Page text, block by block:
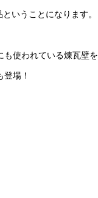
いうことになります。
も使われている煉瓦壁を
登場！